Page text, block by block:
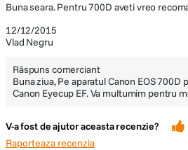
12/12/2015
Vlad Negru
Buna seara. Pentru 700D aveti vreo
Răspuns comerciant
Buna ziua, Pe aparatul Canon EOS
Canon Eyecup EF. Va multumim pentru
V-a fost de ajutor aceasta recenzie?
Raporteaza recenzia